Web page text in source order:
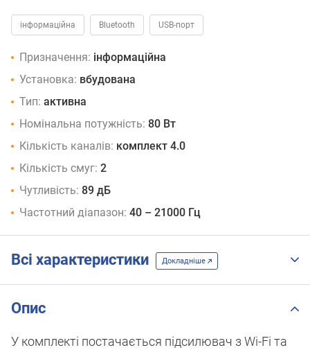
інформаційна Bluetooth USB-порт
Призначення: інформаційна
Установка: вбудована
Тип: активна
Номінальна потужність: 80 Вт
Кількість каналів: комплект 4.0
Кількість смуг: 2
Чутливість: 89 дБ
Частотний діапазон: 40 – 21000 Гц
Всі характеристики Докладніше
Опис
У комплекті постачається підсилювач з Wi-Fi та